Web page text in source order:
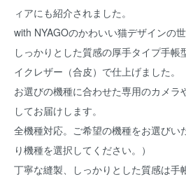
ィアにも紹介されました。
with NYAGOのかわいい猫デザインの
しっかりとした質感の厚手タイプ手帳
イクレザー（合皮）で仕上げました。
お選びの機種に合わせた専用のカメラ
してお届けします。
全機種対応。ご希望の機種をお選びい
り機種を選択してください。）
丁寧な縫製、しっかりとした質感は手